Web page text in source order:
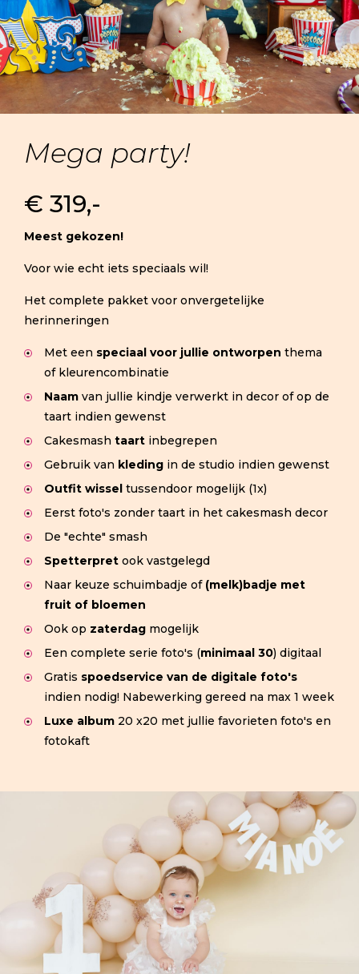
Mega party!
€ 319,-
Meest gekozen!
Voor wie echt iets speciaals wil!
Het complete pakket voor onvergetelijke
herinneringen
Met een speciaal voor jullie ontworpen thema
of kleurencombinatie
Naam van jullie kindje verwerkt in decor of op de
taart indien gewenst
Cakesmash taart inbegrepen
Gebruik van kleding in de studio indien gewenst
Outfit wissel tussendoor mogelijk (1x)
Eerst foto's zonder taart in het cakesmash decor
De "echte" smash
Spetterpret ook vastgelegd
Naar keuze schuimbadje of (melk)badje met
fruit of bloemen
Ook op zaterdag mogelijk
Een complete serie foto's (minimaal 30) digitaal
Gratis spoedservice van de digitale foto's
indien nodig! Nabewerking gereed na max 1 week
Luxe album 20 x20 met jullie favorieten foto's en
fotokaft